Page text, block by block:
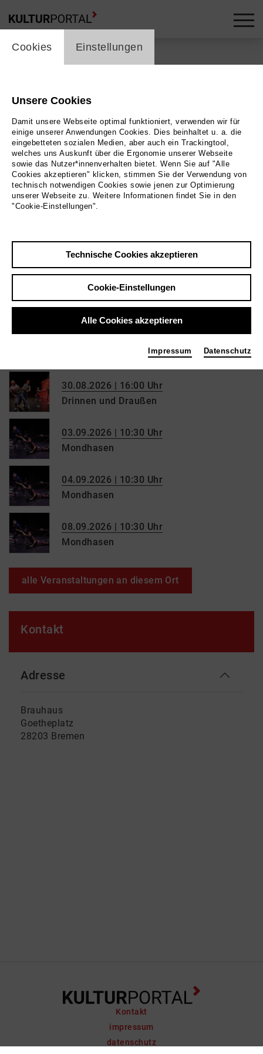
Brauhaus
mehr an diesem Ort ...
25.08.2026 | 10:30 Uhr
Drinnen und Draußen
26.08.2026 | 10:30 Uhr
Drinnen und Draußen
27.08.2026 | 10:30 Uhr
Drinnen und Draußen
Drinnen und Draußen
30.08.2026 | 16:00 Uhr
Drinnen und Draußen
03.09.2026 | 10:30 Uhr
Mondhasen
04.09.2026 | 10:30 Uhr
Mondhasen
08.09.2026 | 10:30 Uhr
Mondhasen
alle Veranstaltungen an diesem Ort
Kontakt
Adresse
Brauhaus
Goetheplatz
28203 Bremen
Kontakt
impressum
datenschutz
cookie_layer
Cookies Einstellungen
Unsere Cookies
Damit unsere Webseite optimal funktioniert, verwenden wir für
einige unserer Anwendungen Cookies. Dies beinhaltet u. a. die
eingebetteten sozialen Medien, aber auch ein Trackingtool,
welches uns Auskunft über die Ergonomie unserer Webseite
sowie das Nutzer*innenverhalten bietet. Wenn Sie auf "Alle
Cookies akzeptieren" klicken, stimmen Sie der Verwendung von
technisch notwendigen Cookies sowie jenen zur Optimierung
unserer Webseite zu. Weitere Informationen findet Sie in den
"Cookie-Einstellungen".
Technische Cookies akzeptieren
Cookie-Einstellungen
Alle Cookies akzeptieren
Impressum Datenschutz